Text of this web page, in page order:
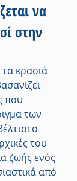
να
στην
κρασιά
που
των
του
ζωής ενός
από